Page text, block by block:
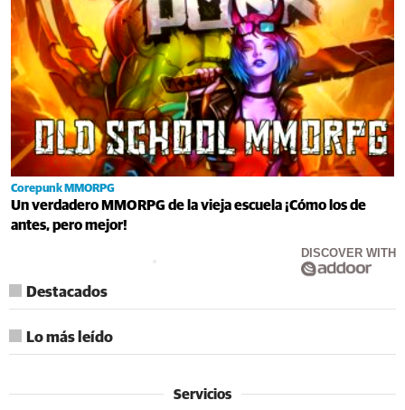
Corepunk MMORPG
Un verdadero MMORPG de la vieja escuela ¡Cómo los de
antes, pero mejor!
DISCOVER WITH
Destacados
Lo más leído
Servicios